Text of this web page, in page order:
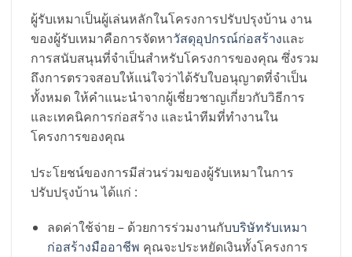
ผู้รับเหมาเป็นผู้เล่นหลักในโครงการปรับปรุงบ้าน งาน
ของผู้รับเหมาคือการจัดหาวัสดุอุปกรณ์ก่อสร้างและ
การสนับสนุนที่จำเป็นสำหรับโครงการของคุณ ซึ่งรวม
ถึงการตรวจสอบให้แน่ใจว่าได้รับใบอนุญาตที่จำเป็น
ทั้งหมด ให้คำแนะนำจากผู้เชี่ยวชาญเกี่ยวกับวิธีการ
และเทคนิคการก่อสร้าง และนำทีมที่ทำงานใน
โครงการของคุณ
ประโยชน์ของการมีส่วนร่วมของผู้รับเหมาในการ
ปรับปรุงบ้าน ได้แก่ :
ลดค่าใช้จ่าย – ด้วยการร่วมงานกับบริษัทรับเหมา
ก่อสร้างมืออาชีพ คุณจะประหยัดเงินทั้งโครงการ